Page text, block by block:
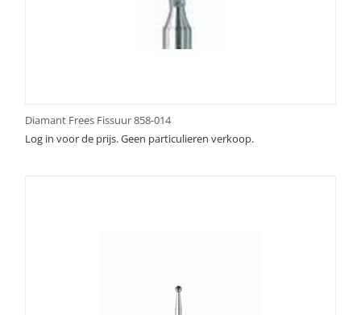
Diamant Frees Fissuur 858-014
Log in voor de prijs. Geen particulieren verkoop.